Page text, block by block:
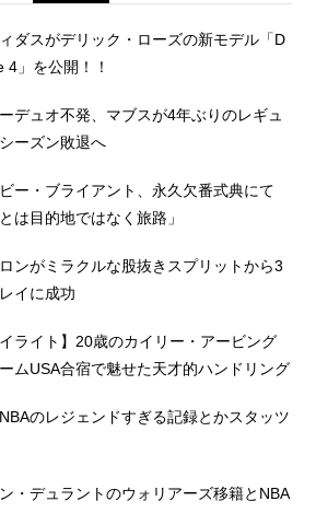
ダスがデリック・ローズの新モデル「D
4」を公開！！
デュオ不発、マブスが4年ぶりのレギュ
ーズン敗退へ
ー・ブライアント、永久欠番式典にて
とは目的地ではなく旅路」
ンがミラクルな股抜きスプリットから3
イに成功
イライト】20歳のカイリー・アービング
ムUSA合宿で魅せた天才的ハンドリング
のレジェンドすぎる記録とかスタッツ
・デュラントのウォリアーズ移籍とNBA